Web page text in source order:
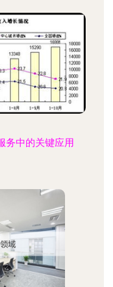
务中的关键应用